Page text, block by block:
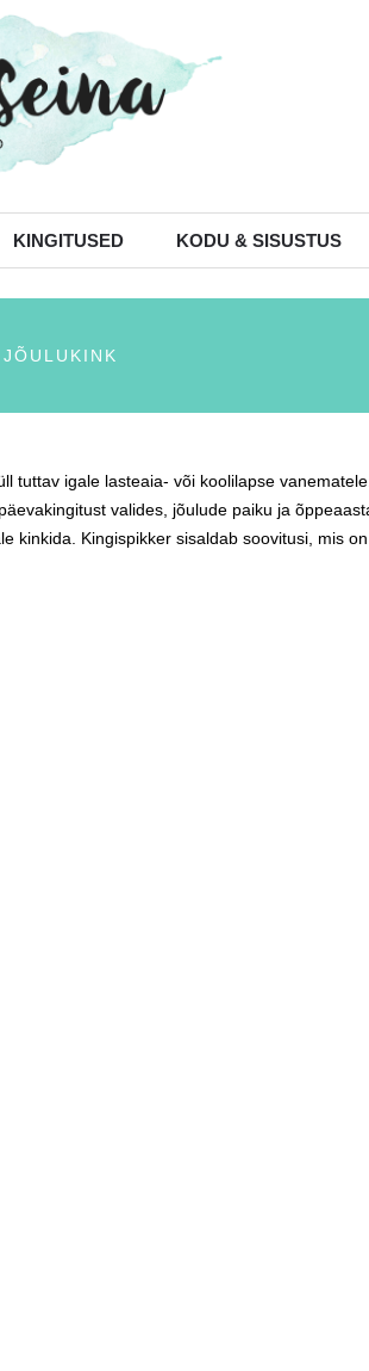
KINGITUSED KODU & SISUSTUS
tuttav igale lasteaia- või koolilapse
valides, jõulude paiku ja
kinkida. Kingispikker sisaldab soovitusi, mis